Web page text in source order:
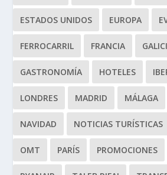
ESTADOS UNIDOS EUROPA
FERROCARRIL FRANCIA
GASTRONOMÍA HOTELES
LONDRES MADRID MÁLAGA
NAVIDAD NOTICIAS TURÍSTICAS
OMT PARÍS PROMOCIONES